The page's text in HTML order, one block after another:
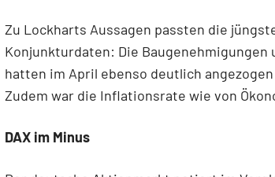
Zu Lockharts Aussagen passten die
Konjunkturdaten: Die
hatten im April ebenso deutlich
Zudem war die Inflationsrate wie von
DAX im Minus